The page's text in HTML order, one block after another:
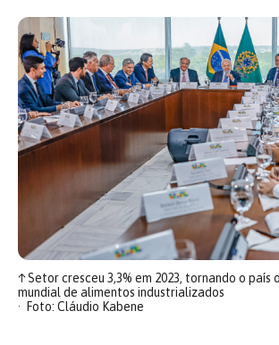
↑Setor cresceu 3,3% em 2023, tornando o
mundial de alimentos industrializados
Foto: Cláudio Kabene